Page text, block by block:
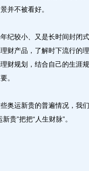
并不被看好。
较小、又是长时间封闭式
财产品，了解时下流行的
财规划，结合自己的生涯
。
运新贵的普遍情况，我们
贵”把把“人生财脉”。